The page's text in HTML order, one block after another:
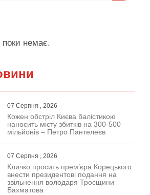
немає.
07 Серпня , 2026
Кожен обстріл Києва балістикою
наносить місту збитків на 300-500
мільйонів – Петро Пантелеєв
07 Серпня , 2026
Кличко просить прем’єра Корецького
внести президентові подання на
звільнення володаря Троєщини
Бахматова